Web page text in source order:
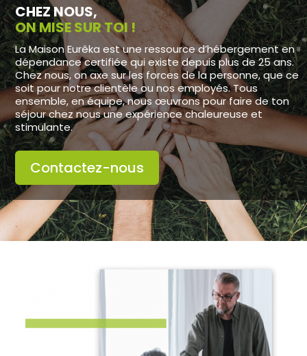
CHEZ NOUS,
ON MISE SUR TOI !
La Maison Eurêka est une ressource d’hébergement en
dépendance certifiée qui existe depuis plus de 25 ans.
Chez nous, on axe sur les forces de la personne, que ce
soit pour notre clientèle ou nos employés. Tous
ensemble, en équipe, nous œuvrons pour faire de ton
séjour chez nous une expérience chaleureuse et
stimulante.
Contactez-nous